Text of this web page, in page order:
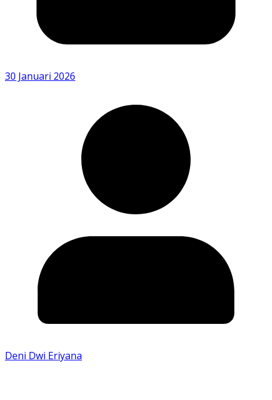
30 Januari 2026
Deni Dwi Eriyana